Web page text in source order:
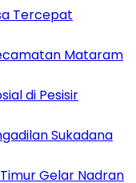
Tercepat
Mataram
di Pesisir
Sukadana
Gelar Nadran